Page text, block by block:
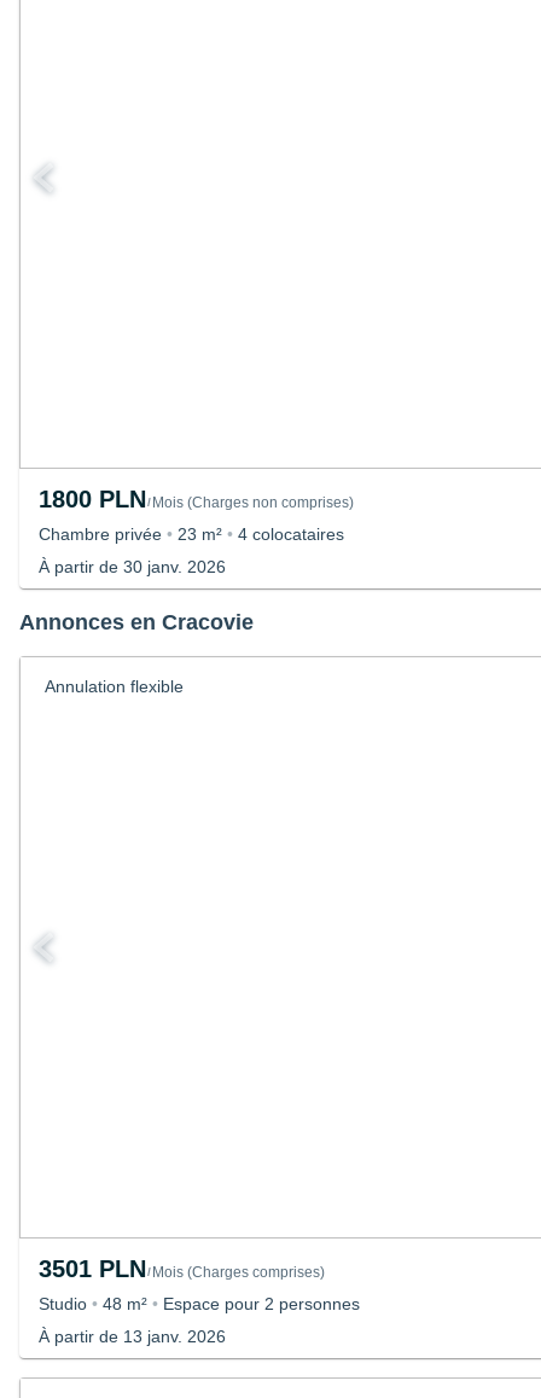
1800 PLN/ Mois (Charges non comprises)
Chambre privée • 23 m² • 4 colocataires
À partir de 30 janv. 2026
Annonces en Cracovie
Annulation flexible
3501 PLN/ Mois (Charges comprises)
Studio • 48 m² • Espace pour 2 personnes
À partir de 13 janv. 2026